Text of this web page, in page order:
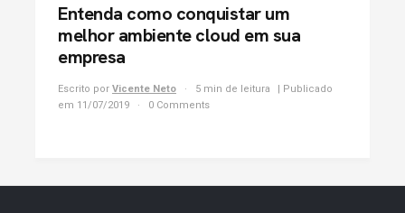
Entenda como conquistar um
melhor ambiente cloud em sua
empresa
Escrito por Vicente Neto 5 min de leitura
| Publicado
em 11/07/2019
0 Comments